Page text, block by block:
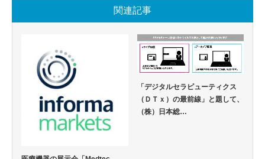
関連記事
「デジタルセラピューティクス
（ＤＴｘ）の最前線」と題して、
（株）日本総…